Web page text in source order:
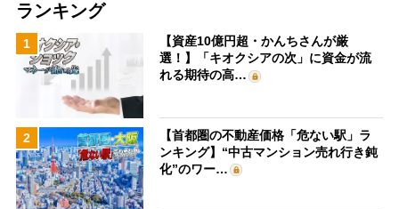
ランキング
1
【資産10億円超・かんちさんが厳
選！】「キオクシアの次」に資金が流
れる期待の高…
2
【首都圏の不動産価格「危ない駅」ラ
ンキング】“中古マンション売れ行き鈍
化”のワー…